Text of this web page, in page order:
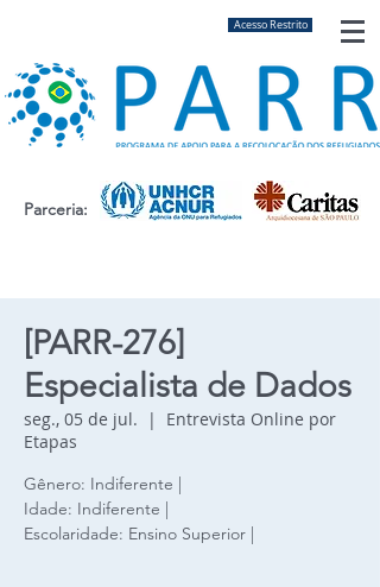
Acesso Restrito
Parceria:
[PARR-276]
Especialista de Dados
seg., 05 de jul.
  |
Entrevista Online por
Etapas
Gênero: Indiferente |
Idade: Indiferente |
Escolaridade: Ensino Superior |